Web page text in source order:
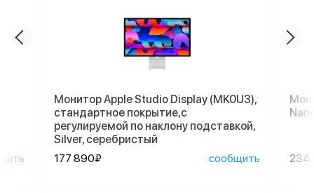
Монитор Apple Studio Display (MK0U3),
стандартное покрытие,с
регулируемой по наклону подставкой,
Silver, серебристый
177 890₽
сообщить 234